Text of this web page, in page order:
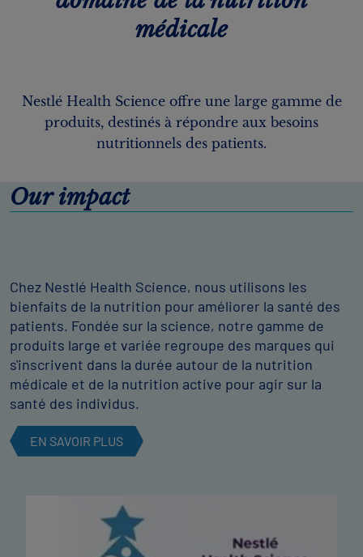
médicale
Nestlé Health Science offre une large gamme de
produits, destinés à répondre aux besoins
nutritionnels des patients.
Our impact
Chez Nestlé Health Science, nous utilisons les
bienfaits de la nutrition pour améliorer la santé des
patients. Fondée sur la science, notre gamme de
produits large et variée regroupe des marques qui
s'inscrivent dans la durée autour de la nutrition
médicale et de la nutrition active pour agir sur la
santé des individus.
EN SAVOIR PLUS